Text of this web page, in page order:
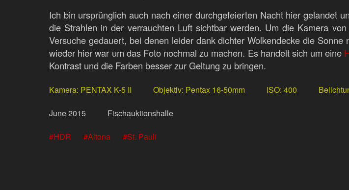
Ich bin ursprünglich auch nach einer durchgefeierten Nacht hier gelandet
die Strahlen in der verrauchten Luft sichtbar werden. Um die Kamera
Versuche gedauert, bei denen leider dank dichter Wolkendecke die
wieder hier war um das Foto nochmal zu machen. Es handelt sich um eine
Kontrast und die Farben besser zur Geltung zu bringen.
Kamera PENTAX K-5 II Objektiv Pentax 16-50mm ISO 400
June2015 Fischauktionshalle
HDR Altona St. Pauli